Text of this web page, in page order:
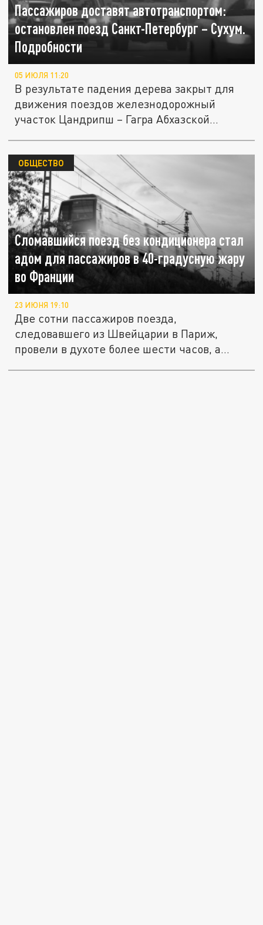
Пассажиров доставят автотранспортом:
остановлен поезд Санкт-Петербург – Сухум.
Подробности
05 ИЮЛЯ 11:20
В результате падения дерева закрыт для
движения поездов железнодорожный
участок Цандрипш – Гагра Абхазской...
Сломавшийся поезд без кондиционера стал
адом для пассажиров в 40-градусную жару
во Франции
ОБЩЕСТВО
23 ИЮНЯ 19:10
Две сотни пассажиров поезда,
следовавшего из Швейцарии в Париж,
провели в духоте более шести часов, а...